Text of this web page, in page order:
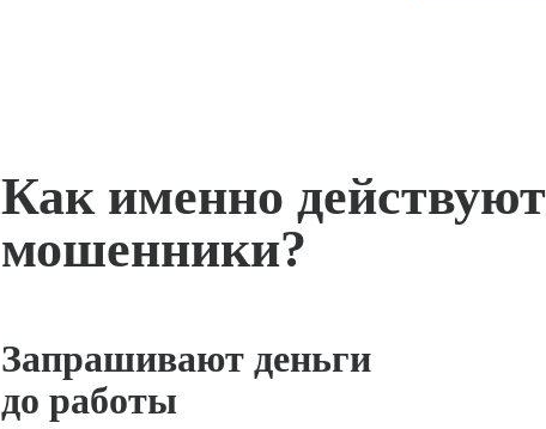
Как именно действуют
мошенники?
Запрашивают деньги
до работы